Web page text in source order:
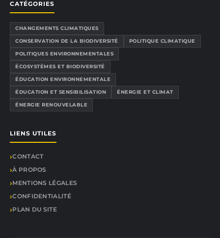
CATÉGORIES
CHANGEMENTS CLIMATIQUES
CONSERVATION DE LA BIODIVERSITÉ
POLITIQUE CLIMATIQUE
POLITIQUES ENVIRONNEMENTALES
ÉCOSYSTÈMES ET BIODIVERSITÉ
ÉDUCATION ENVIRONNEMENTALE
ÉDUCATION ET SENSIBILISATION
ÉNERGIE ET CLIMAT
ÉNERGIE RENOUVELABLE
LIENS UTILES
CONTACT
À PROPOS
MENTIONS LÉGALES
CONFIDENTIALITÉ
PLAN DU SITE